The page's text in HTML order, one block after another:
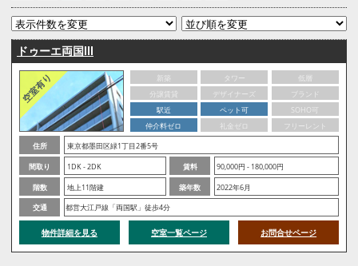
ドゥーエ両国Ⅲ
新築 タワー
低層
分譲賃貸
デザイナーズ
ブランド
駅近
ペット可
SOHO可
仲介料ゼロ
礼金ゼロ
フリーレント
住所
東京都墨田区緑1丁目2番5号
間取り
1DK - 2DK 賃料
90,000円 - 180,000円
階数
地上11階建 築年数
2022年6月
交通
都営大江戸線「両国駅」徒歩4分
物件詳細を見る 空室一覧ページ お問合せページ